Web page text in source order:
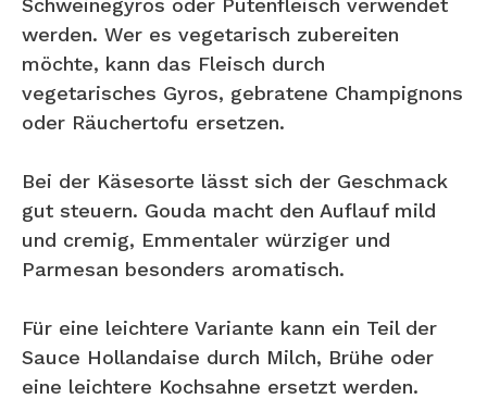
Schweinegyros oder Putenfleisch verwendet
werden. Wer es vegetarisch zubereiten
möchte, kann das Fleisch durch
vegetarisches Gyros, gebratene Champignons
oder Räuchertofu ersetzen.
Bei der Käsesorte lässt sich der Geschmack
gut steuern. Gouda macht den Auflauf mild
und cremig, Emmentaler würziger und
Parmesan besonders aromatisch.
Für eine leichtere Variante kann ein Teil der
Sauce Hollandaise durch Milch, Brühe oder
eine leichtere Kochsahne ersetzt werden.